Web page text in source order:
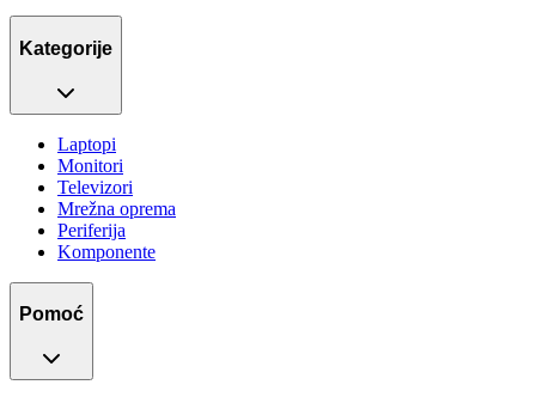
Kategorije
Laptopi
Monitori
Televizori
Mrežna oprema
Periferija
Komponente
Pomoć